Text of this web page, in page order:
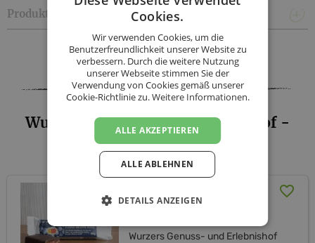
Produktinformationen
Facebook
TwitterMessenger
WhatsApp
LinkedIn
XINGTeilen
Wurzers Genuss- und Erlebnishof -
Sortiment
Schoko-Knusper-Riegel
Wurzers Genuss- und Erlebnishof
Cookies.
Wir verwenden Cookies, um die
Benutzerfreundlichkeit unserer Website zu
verbessern. Durch die weitere Nutzung
unserer Webseite stimmen Sie der
Verwendung von Cookies gemäß unserer
Cookie-Richtlinie zu.Weitere Informationen.
ALLE AKZEPTIEREN
ALLE ABLEHNEN
DETAILS ANZEIGEN